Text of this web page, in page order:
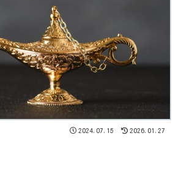
2024.07.15 2026.01.27